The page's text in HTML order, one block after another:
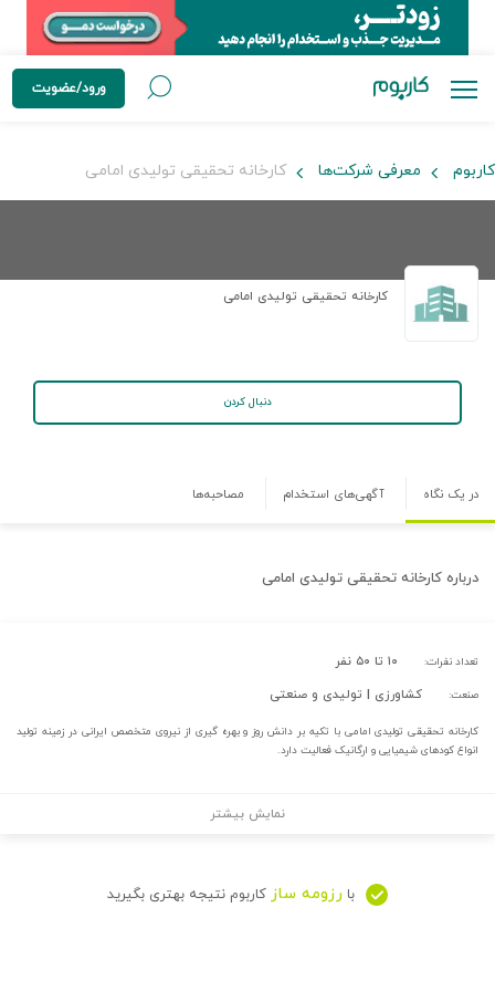
ورود/عضویت
کاربوم معرفی شرکت‌ها کارخانه تحقیقی تولیدی امامی
کارخانه تحقیقی تولیدی امامی
دنبال کردن
در یک نگاه آگهی‌های استخدام مصاحبه‌ها
درباره کارخانه تحقیقی تولیدی امامی
تعداد نفرات: ۱۰ تا ۵۰ نفر
صنعت: کشاورزی | تولیدی و صنعتی
کارخانه تحقیقی تولیدی امامی با تکیه بر دانش روز و بهره گیری از نیروی متخصص ایرانی در زمینه تولید
انواع کودهای شیمیایی و ارگانیک فعالیت دارد.
نمایش بیشتر
با رزومه ساز کاربوم نتیجه بهتری بگیرید